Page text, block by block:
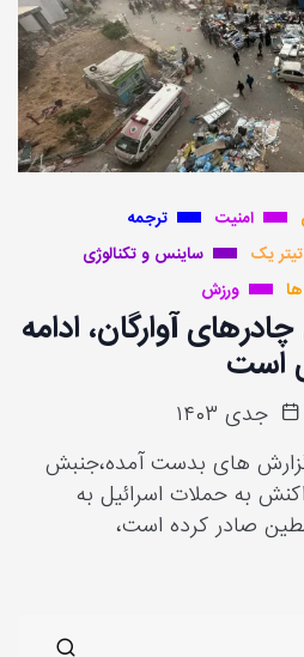
امنیت
ترجمه
تیتر یک
ساینس و تکنالوژی
ورزش
آوارگان، ادامه
است
های بدست آمده،جنبش
به حملات اسرائیل به
صادر کرده است،